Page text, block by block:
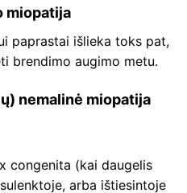
miopatija
paprastai išlieka toks pat,
brendimo augimo metu.
nemalinė miopatija
congenita (kai daugelis
arba ištiesintoje